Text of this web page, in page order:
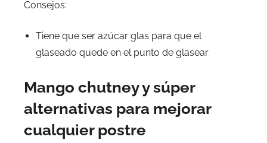
Consejos:
Tiene que ser azúcar glas para que el
glaseado quede en el punto de glasear
Mango chutney y súper
alternativas para mejorar
cualquier postre